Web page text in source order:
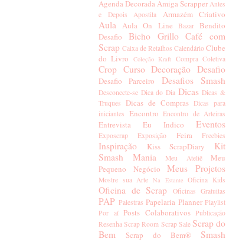
Agenda DecoradaAmiga Scrapper Antes
e Depois
Apostila Armazém Criativo
Aula Aula On Line Bazar
Bendito
Desafio
Bicho Grillo Café com
Scrap Caixa de Retalhos Calendário Clube
do Livro
Coleção Kraft Compra Coletiva
Crop Curso Decoração Desafio
Desafio Parceiro Desafios Smash
Desconecte-se Dica do Dia Dicas Dicas &
Truques
Dicas de Compras Dicas para
iniciantes Encontro Encontro de Arteiras
Entrevista Eu Indico Eventos
Exposcrap Exposição Feira Freebies
Inspiração Kiss ScrapDiary
Kit
Smash Mania
Meu Ateliê
Meu
Pequeno Negócio
Meus Projetos
Mostre sua Arte Na Estante Oficina Kids
Oficina de Scrap Oficinas Gratuitas
PAP Palestras Papelaria Planner Playlist
Por aí
Posts Colaborativos
Publicação
Resenha Scrap Room Scrap Sale Scrap do
Bem
Scrap do Bem® Smash